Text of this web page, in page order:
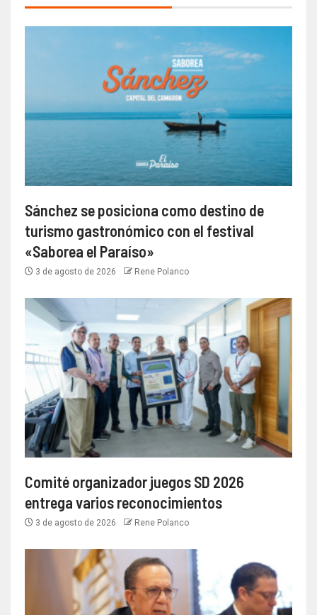
Sánchez se posiciona como destino de
turismo gastronómico con el festival
«Saborea el Paraíso»
3 de agosto de 2026 Rene Polanco
Comité organizador juegos SD 2026
entrega varios reconocimientos
3 de agosto de 2026 Rene Polanco